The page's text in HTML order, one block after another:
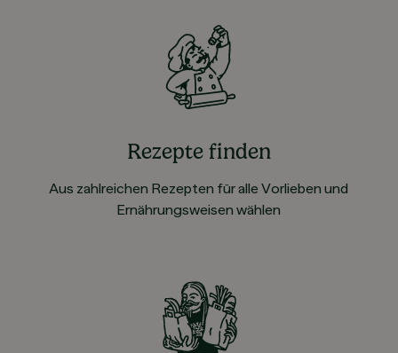
Rezepte finden
Aus zahlreichen Rezepten für alle Vorlieben und
Ernährungsweisen wählen